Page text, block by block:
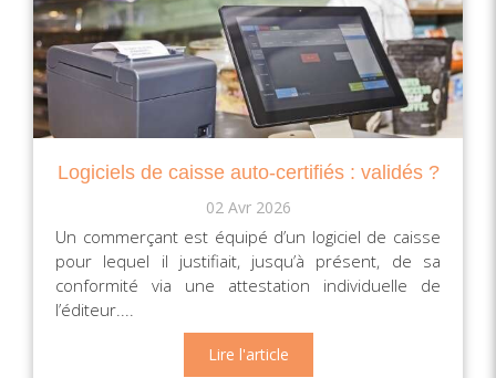
Logiciels de caisse auto-certifiés : validés ?
02 Avr 2026
Un commerçant est équipé d’un logiciel de caisse
pour lequel il justifiait, jusqu’à présent, de sa
conformité via une attestation individuelle de
l’éditeur....
Lire l'article